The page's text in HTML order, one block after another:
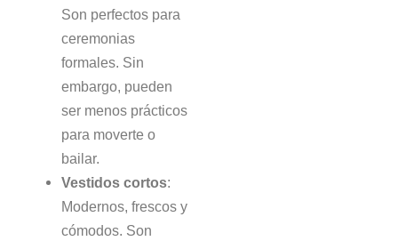
Son perfectos para
ceremonias
formales. Sin
embargo, pueden
ser menos prácticos
para moverte o
bailar.
Vestidos cortos:
Modernos, frescos y
cómodos. Son